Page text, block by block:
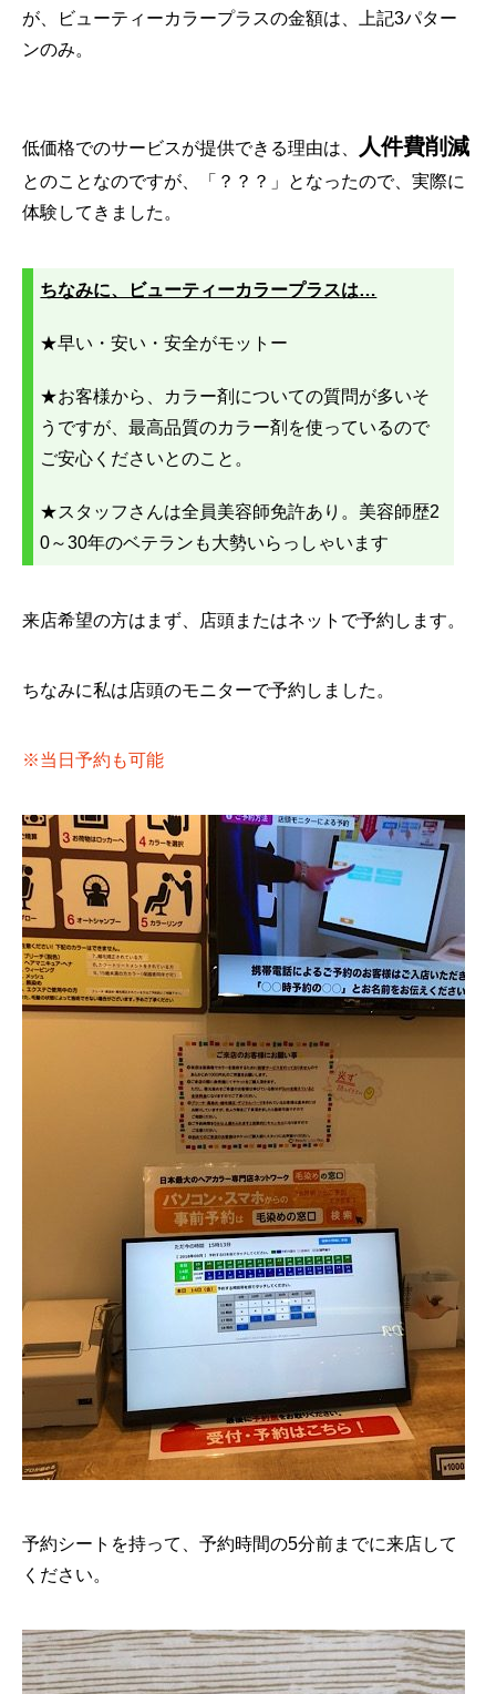
が、ビューティーカラープラスの金額は、上記3パター
ンのみ。
低価格でのサービスが提供できる理由は、 人件費削減
とのことなのですが、「？？？」となったので、実際に
体験してきました。
ちなみに、ビューティーカラープラスは…
★早い・安い・安全がモットー
★お客様から、カラー剤についての質問が多いそ
うですが、最高品質のカラー剤を使っているので
ご安心くださいとのこと。
★スタッフさんは全員美容師免許あり。美容師歴2
0～30年のベテランも大勢いらっしゃいます
来店希望の方はまず、店頭またはネットで予約します。
ちなみに私は店頭のモニターで予約しました。
※当日予約も可能
予約シートを持って、予約時間の5分前までに来店して
ください。